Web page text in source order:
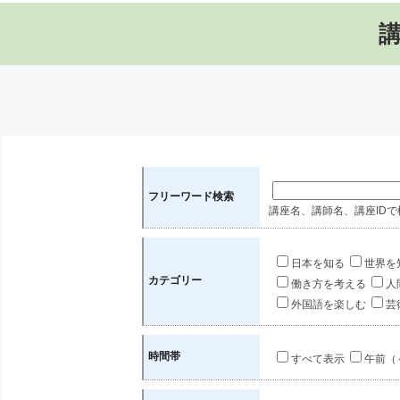
フリーワード検索
講座名、講師名、講座IDで
カテゴリー
日本を知る
世界を
働き方を考える
人
外国語を楽しむ
芸
時間帯 すべて表示 午前（